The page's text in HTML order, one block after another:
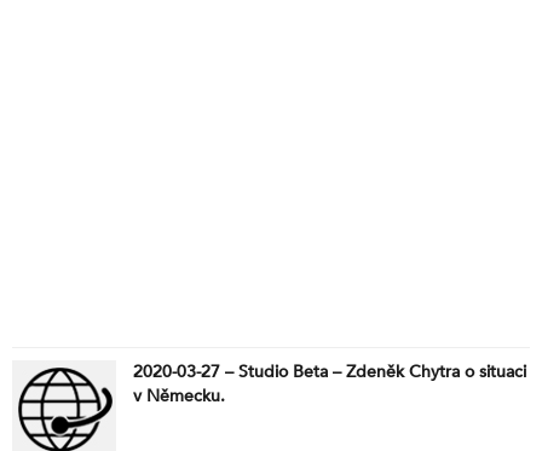
2020-03-27 – Studio Beta – Zdeněk Chytra o situaci
v Německu.